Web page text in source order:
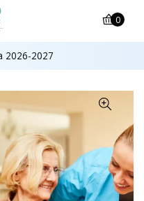
2026-2027
0